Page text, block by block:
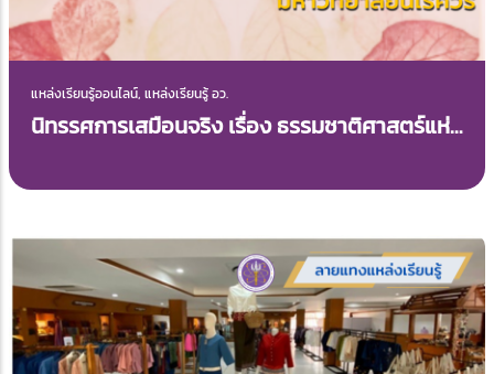
แหล่งเรียนรู้ออนไลน์, แหล่งเรียนรู้ อว.
นิทรรศการเสมือนจริง เรื่อง ธรรมชาติศาสตร์แห่ง